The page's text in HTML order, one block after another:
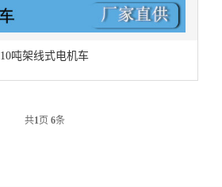
10吨架线式电机车
共1 页 6条